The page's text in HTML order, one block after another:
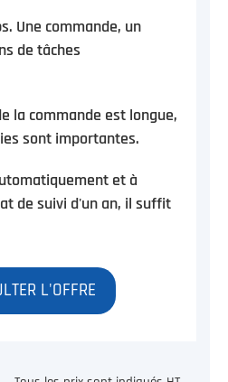
Une commande, un
de tâches
la commande est longue,
sont importantes.
et à
de suivi d'un an, il suffit
L'OFFRE